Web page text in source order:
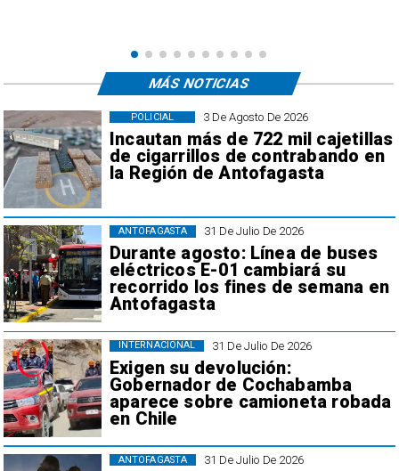
3 De Agosto De 2026
Incautan más de 722 mil cajetillas
de cigarrillos de contrabando en
la Región de Antofagasta
POLICIAL
31 De Julio De 2026
Durante agosto: Línea de buses
eléctricos E-01 cambiará su
recorrido los fines de semana en
Antofagasta
ANTOFAGASTA
31 De Julio De 2026
Exigen su devolución:
Gobernador de Cochabamba
aparece sobre camioneta robada
en Chile
INTERNACIONAL
31 De Julio De 2026
ANTOFAGASTA
MÁS NOTICIAS